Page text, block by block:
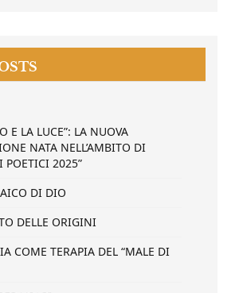
E LA LUCE”: LA NUOVA
NATA NELL’AMBITO DI
POETICI 2025”
DI DIO
DELLE ORIGINI
COME TERAPIA DEL “MALE DI